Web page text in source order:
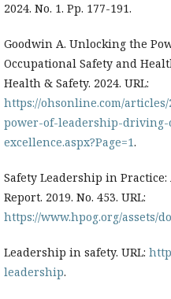
2024. No. 1. Pp. 177-191.
Goodwin A. Unlocking the
Occupational Safety and
Health & Safety. 2024. URL:
https://ohsonline.com/
power-of-leadership-
excellence.aspx?Page=1.
Safety Leadership in Practice:
Report. 2019. No. 453. URL:
https://www.hpog.org/assets/
Leadership in safety. URL:
leadership.